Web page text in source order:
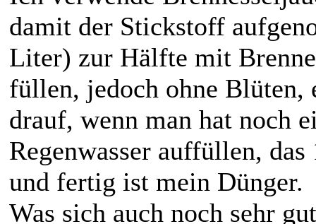
damit der Stickstoff
Liter) zur Hälfte mit
füllen, jedoch ohne Blüten,
drauf, wenn man hat noch
Regenwasser auffüllen, das
und fertig ist mein Dünger.
Was sich auch noch sehr